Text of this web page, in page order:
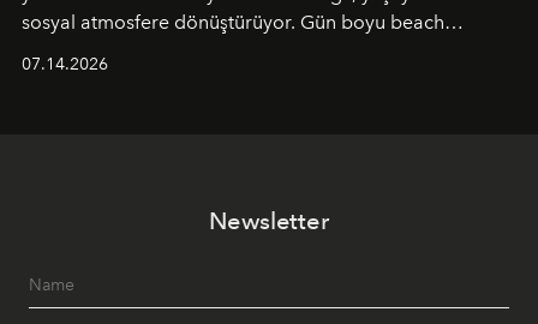
sosyal atmosfere dönüştürüyor. Gün boyu beach
geceye taşıyarak her hafta farklı bir deneyim sunuyor.
07.14.2026
Newsletter